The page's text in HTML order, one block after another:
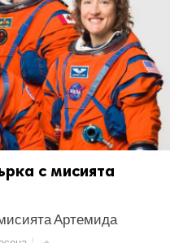
с мисията
Артемида